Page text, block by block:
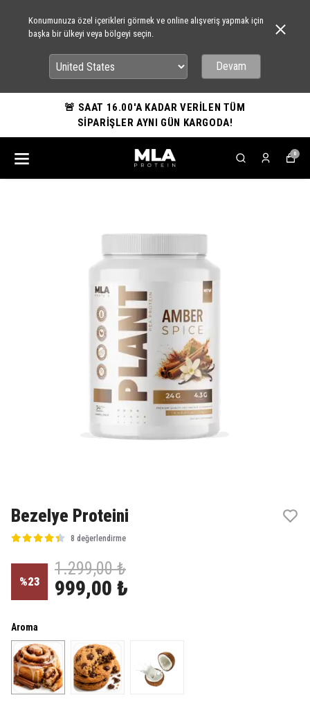
Konumunuza özel içerikleri görmek ve online alışveriş yapmak için
başka bir ülkeyi veya bölgeyi seçin.
Devam
🚨 SAAT 16.00'A KADAR VERİLEN TÜM
SİPARİŞLER AYNI GÜN KARGODA!
0
Bezelye Proteini
8 değerlendirme
%23
1.299,00 ₺
999,00 ₺
Aroma